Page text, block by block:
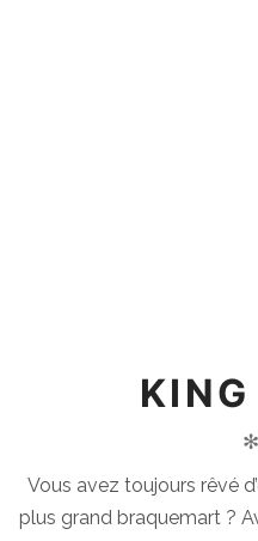
✻
Vous avez toujours rêvé
plus grand braquemart ?